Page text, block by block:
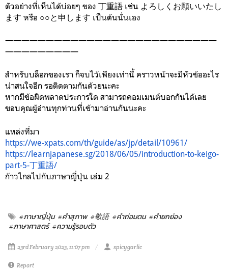
ตัวอย่างที่เห็นได้บ่อยๆ ของ 丁重語 เช่น よろしくお願いいたし
ます หรือ ○○と申します เป็นต้นนั่นเอง
——————————————————————————
—————————
สำหรับบล็อกของเรา ก็จบไว้เพียงเท่านี้ คราวหน้าจะมีหัวข้ออะไร
น่าสนใจอีก รอติดตามกันด้วยนะคะ
หากมีข้อผิดพลาดประการใด สามารถคอมเมนต์บอกกันได้เลย
ขอบคุณผู้อ่านทุกท่านที่เข้ามาอ่านกันนะคะ
แหล่งที่มา
https://we-xpats.com/th/guide/as/jp/detail/10961/
https://learnjapanese.sg/2018/06/05/introduction-to-keigo-
part-5-丁重語/
ก้าวไกลไปกับภาษาญี่ปุ่น เล่ม 2
#ภาษาญี่ปุ่น #คำสุภาพ #敬語 #คำถ่อมตน #คำยกย่อง
#ภาษาศาสตร์ #ความรู้รอบตัว
23rd February 2023, 11:07 pm spicygarlic
Report